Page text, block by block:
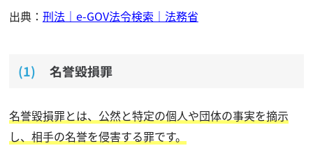
出典： 刑法｜e-GOV法令検索｜法務省
名誉毀損罪
名誉毀損罪とは、公然と特定の個人や団体の事実を摘示
し、相手の名誉を侵害する罪です。